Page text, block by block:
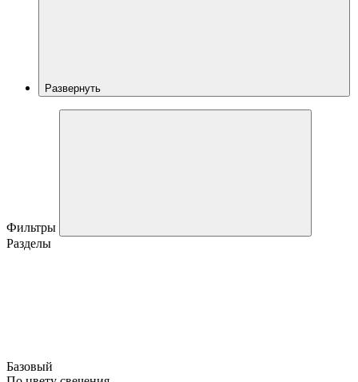
Развернуть
Фильтры
Разделы
Базовый